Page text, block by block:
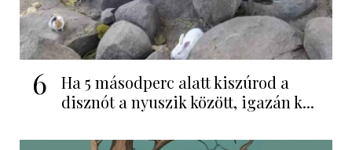
6
Ha 5 másodperc alatt kiszúrod a
disznót a nyuszik között, igazán k...